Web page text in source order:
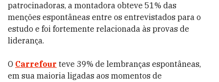
patrocinadoras, a montadora obteve 51% das
menções espontâneas entre os entrevistados para o
estudo e foi fortemente relacionada às provas de
liderança.
O Carrefour teve 39% de lembranças espontâneas,
em sua maioria ligadas aos momentos de